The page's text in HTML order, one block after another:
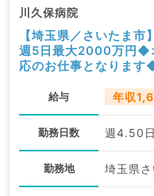
川久保病院
【埼玉県／さいたま
週5日最大2000万円◆
応のお仕事となりま
給与 年収
勤務日数 週4.50
勤務地 埼玉県